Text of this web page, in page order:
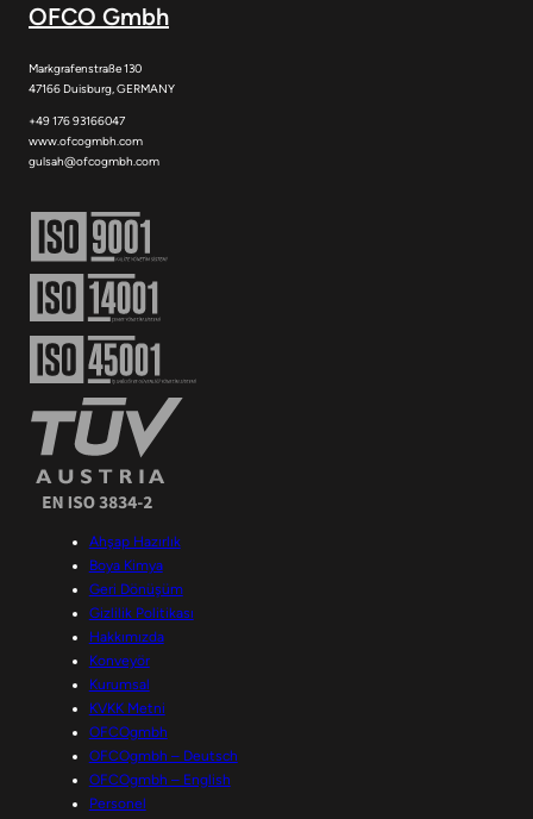
OFCO Gmbh
Markgrafenstraße 130
47166 Duisburg, GERMANY
+49 176 93166047
www.ofcogmbh.com
gulsah@ofcogmbh.com
Ahşap Hazırlık
Boya Kimya
Geri Dönüşüm
Gizlilik Politikası
Hakkımızda
Konveyör
Kurumsal
KVKK Metni
OFCOgmbh
OFCOgmbh – Deutsch
OFCOgmbh – English
Personel